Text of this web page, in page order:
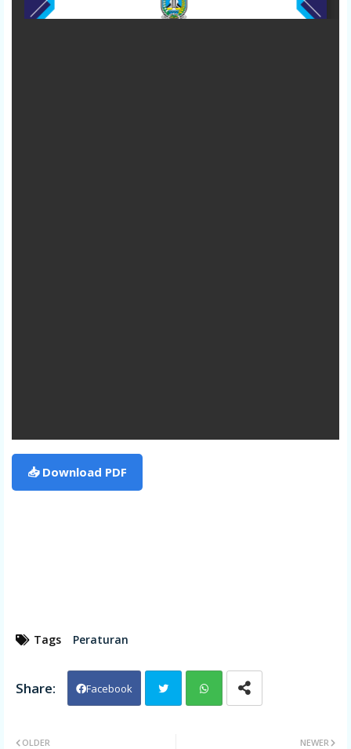
📥 Download PDF
Tags Peraturan
Facebook
NEWER
OLDER